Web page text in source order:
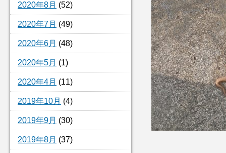
2020年8月 (52)
2020年7月 (49)
2020年6月 (48)
2020年5月 (1)
2020年4月 (11)
2019年10月 (4)
2019年9月 (30)
2019年8月 (37)